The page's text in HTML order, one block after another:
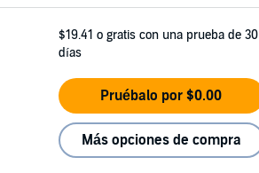
$19.41 o gratis con una prueba de 30
días
Pruébalo por $0.00
Más opciones de compra